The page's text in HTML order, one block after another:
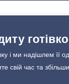
і ми надішлем її
свій час та